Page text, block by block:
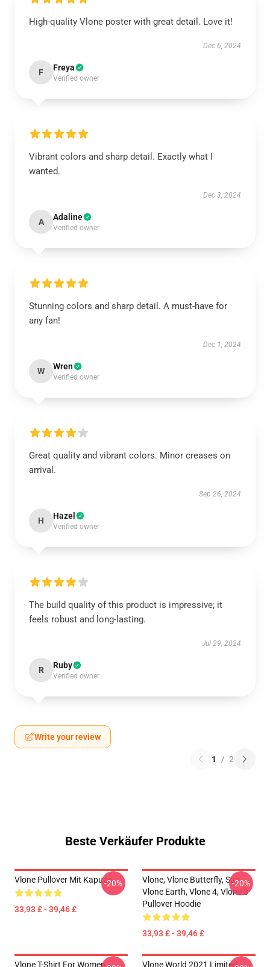
High-quality Vlone poster with great detail. Love it!
Dec 6, 2024
F Freya
Verified owner
Vibrant colors and sharp detail. Exactly what I
wanted.
Dec 3, 2024
A Adaline
Verified owner
Stunning colors and sharp detail. A must-have for
any fan!
Dec 1, 2024
W Wren
Verified owner
Great quality and vibrant colors. Minor creases on
arrival.
Sep 26, 2024
H Hazel
Verified owner
The build quality of this product is impressive; it
feels robust and long-lasting.
Jul 29, 2024
R Ruby
Verified owner
Write your review
1 / 2
Beste Verkäufer Produkte
Vlone Pullover Mit Kapuze
33,93 £ - 39,46 £
-20%
Vlone, Vlone Butterfly, Sun,
Vlone Earth, Vlone 4, Vlone 3
Pullover Hoodie
33,93 £ - 39,46 £
-20%
Vlone T-Shirt For Women
Vlone World 2021 Limited